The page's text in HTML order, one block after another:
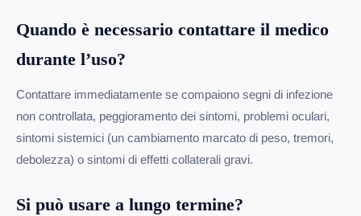
Quando è necessario contattare il medico
durante l’uso?
Contattare immediatamente se compaiono segni di infezione
non controllata, peggioramento dei sintomi, problemi oculari,
sintomi sistemici (un cambiamento marcato di peso, tremori,
debolezza) o sintomi di effetti collaterali gravi.
Si può usare a lungo termine?